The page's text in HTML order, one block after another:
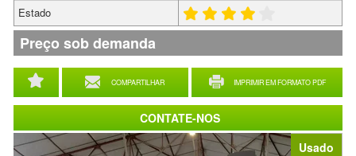
Usado
COMPARTILHAR IMPRIMIR EM FORMATO PDF
Estado
Preço sob demanda
CONTATE-NOS